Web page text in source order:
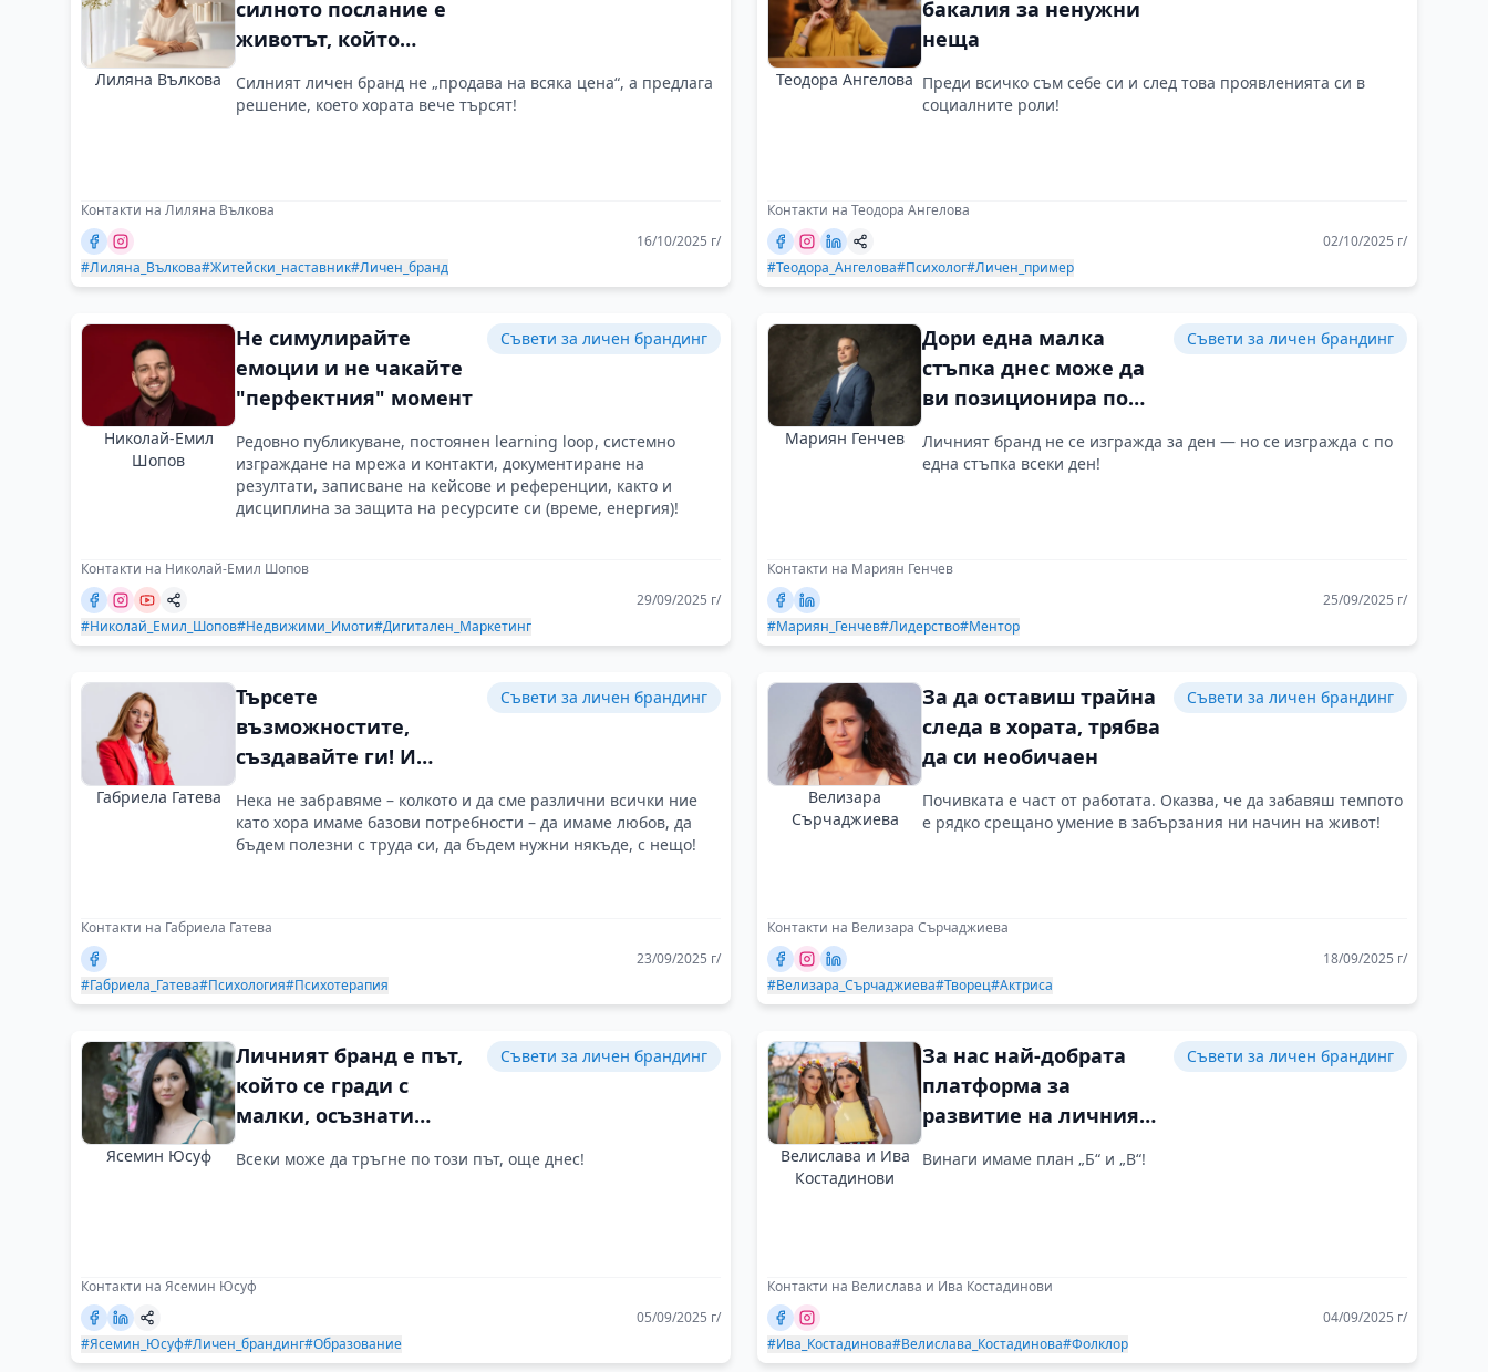
Лиляна Вълкова
силното послание е
животът, който
Силният личен бранд не „продава на всяка цена“, а предлага
решение, което хората вече търсят!
Контакти на Лиляна Вълкова
16/10/2025 г/
#Лиляна_Вълкова#Житейски_наставник#Личен_бранд
Теодора Ангелова
бакалия за ненужни
неща
Преди всичко съм себе си и след това проявленията си в
социалните роли!
Контакти на Теодора Ангелова
02/10/2025 г/
#Теодора_Ангелова#Психолог#Личен_пример
Николай-Емил
Шопов
Не симулирайте
емоции и не чакайте
"перфектния" момент
Съвети за личен брандинг
Редовно публикуване, постоянен learning loop, системно
изграждане на мрежа и контакти, документиране на
резултати, записване на кейсове и референции, както и
дисциплина за защита на ресурсите си (време, енергия)!
Контакти на Николай-Емил Шопов
29/09/2025 г/
#Николай_Емил_Шопов#Недвижими_Имоти#Дигитален_Маркетинг
Мариян Генчев
Дори една малка
стъпка днес може да
ви позиционира по
Съвети за личен брандинг
Личният бранд не се изгражда за ден — но се изгражда с по
една стъпка всеки ден!
Контакти на Мариян Генчев
25/09/2025 г/
#Мариян_Генчев#Лидерство#Ментор
Габриела Гатева
Търсете
възможностите,
създавайте ги! И
обезкуражавайте!
Съвети за личен брандинг
Нека не забравяме – колкото и да сме различни всички ние
като хора имаме базови потребности – да имаме любов, да
бъдем полезни с труда си, да бъдем нужни някъде, с нещо!
Контакти на Габриела Гатева
23/09/2025 г/
#Габриела_Гатева#Психология#Психотерапия
Велизара
Сърчаджиева
За да оставиш трайна
следа в хората, трябва
да си необичаен
Съвети за личен брандинг
Почивката е част от работата. Оказва, че да забавяш темпото
е рядко срещано умение в забързания ни начин на живот!
Контакти на Велизара Сърчаджиева
18/09/2025 г/
#Велизара_Сърчаджиева#Творец#Актриса
Ясемин Юсуф
Личният бранд е път,
който се гради с
малки, осъзнати
Съвети за личен брандинг
Всеки може да тръгне по този път, още днес!
Контакти на Ясемин Юсуф
05/09/2025 г/
#Ясемин_Юсуф#Личен_брандинг#Образование
Велислава и Ива
Костадинови
За нас най-добрата
платформа за
развитие на личния
Съвети за личен брандинг
Винаги имаме план „Б“ и „В“!
Контакти на Велислава и Ива Костадинови
04/09/2025 г/
#Ива_Костадинова#Велислава_Костадинова#Фолклор